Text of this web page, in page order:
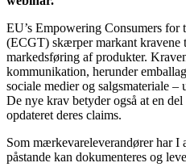
EU’s Empowering Consumers
(ECGT) skærper markant kravene
markedsføring af produkter.
kommunikation, herunder
sociale medier og salgsmateriale –
De nye krav betyder også at en
opdateret deres claims.
Som mærkevareleverandører har I
påstande kan dokumenteres og